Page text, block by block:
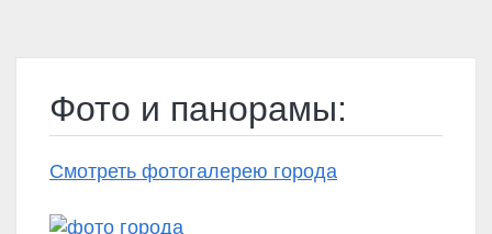
Фото и панорамы:
Смотреть фотогалерею города